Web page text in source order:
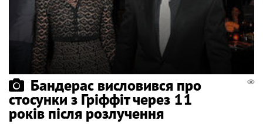
Бандерас висловився про
стосунки з Гріффіт через 11
років після розлучення